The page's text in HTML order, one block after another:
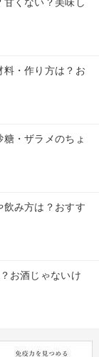
・作り方は？お
・ザラメのちょ
飲み方は？おすす
お酒じゃないけ